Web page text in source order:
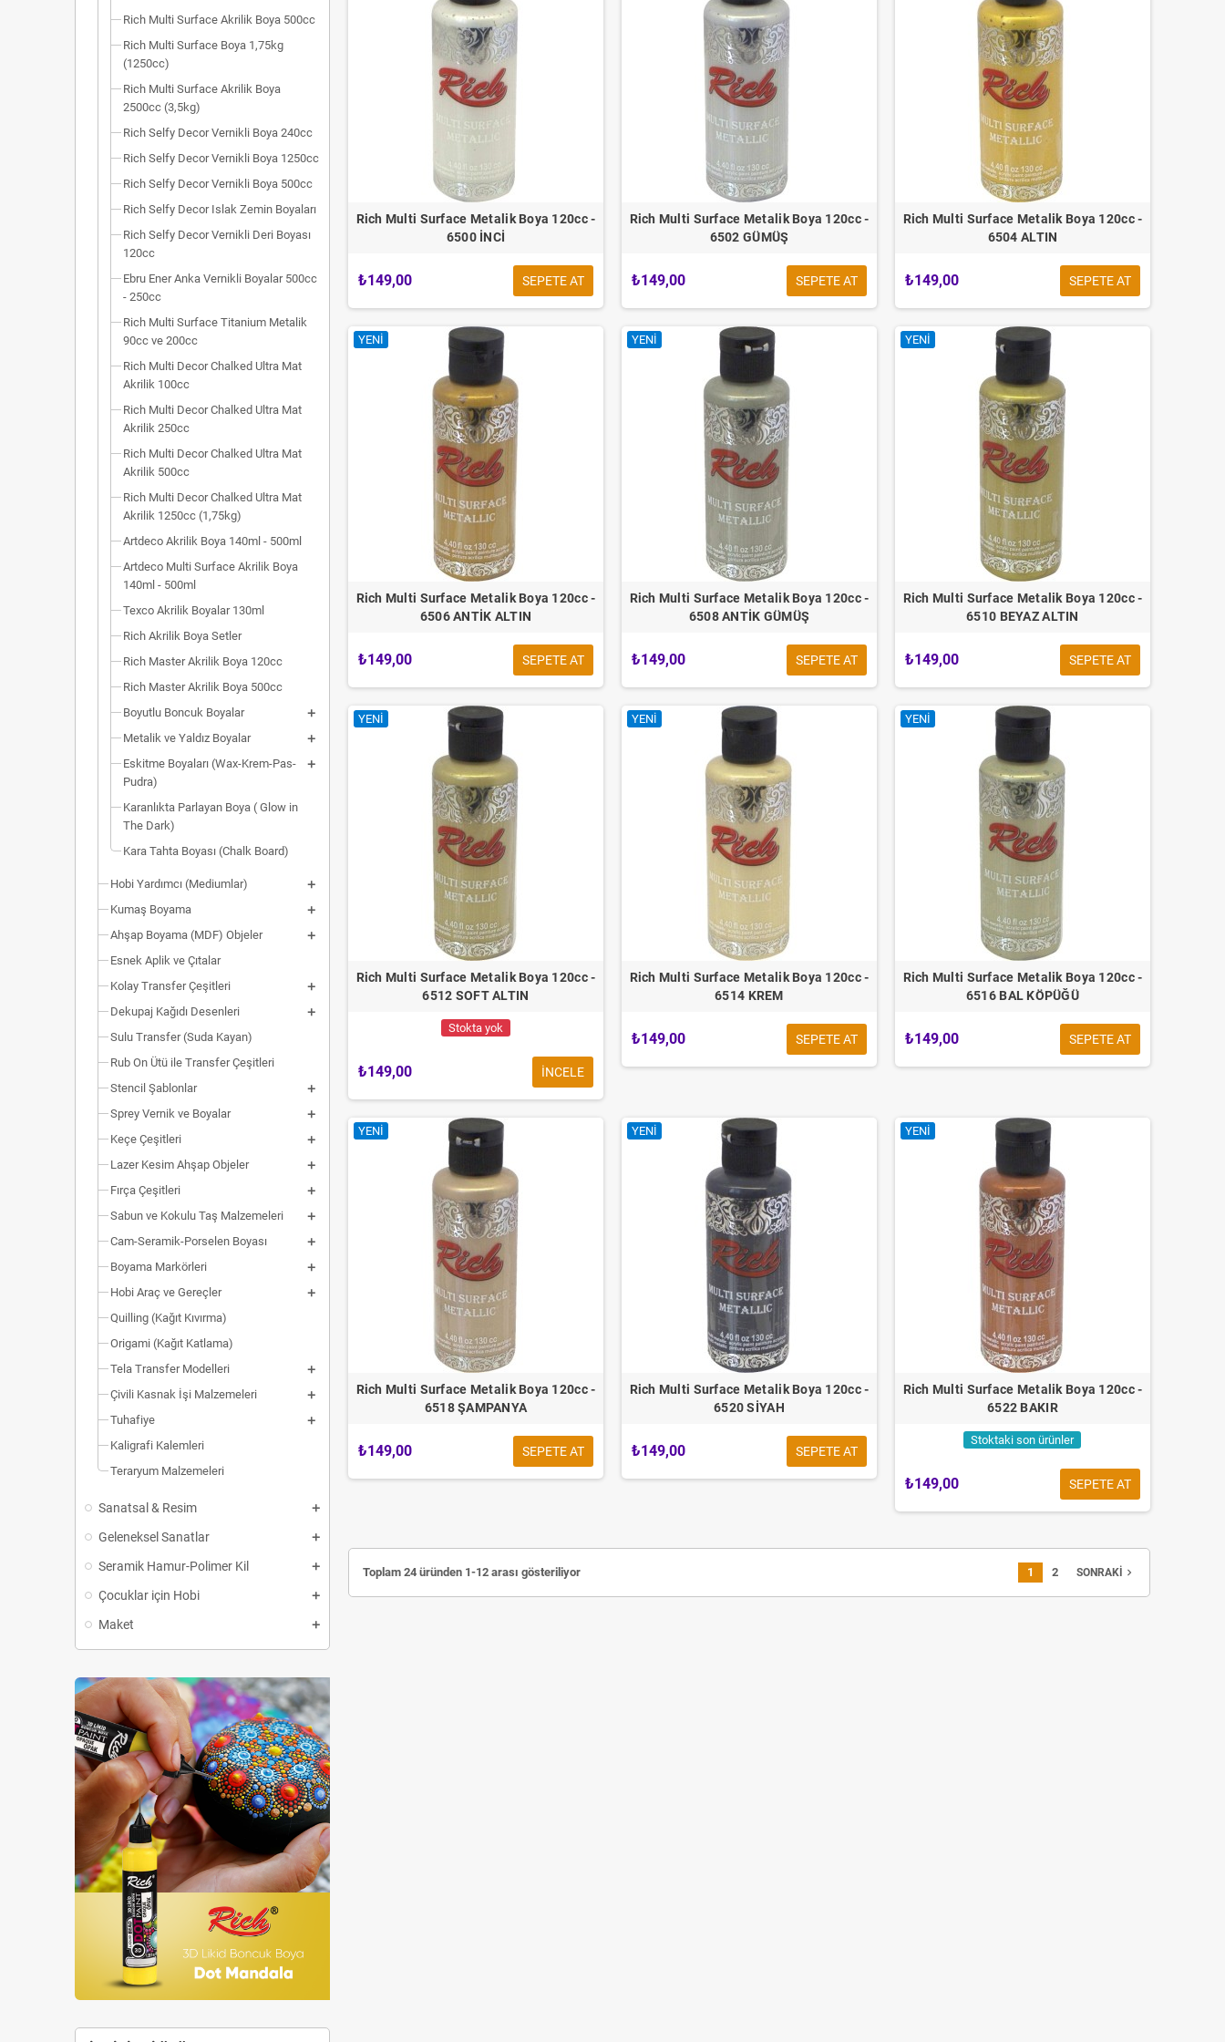
Rich Multi Surface Akrilik Boya 500cc
Rich Multi Surface Boya 1,75kg
(1250cc)
Rich Multi Surface Akrilik Boya
2500cc (3,5kg)
Rich Selfy Decor Vernikli Boya 240cc
Rich Selfy Decor Vernikli Boya 1250cc
Rich Selfy Decor Vernikli Boya 500cc
Rich Selfy Decor Islak Zemin Boyaları
Rich Selfy Decor Vernikli Deri Boyası
120cc
Ebru Ener Anka Vernikli Boyalar 500cc
- 250cc
Rich Multi Surface Titanium Metalik
90cc ve 200cc
Rich Multi Decor Chalked Ultra Mat
Akrilik 100cc
Rich Multi Decor Chalked Ultra Mat
Akrilik 250cc
Rich Multi Decor Chalked Ultra Mat
Akrilik 500cc
Rich Multi Decor Chalked Ultra Mat
Akrilik 1250cc (1,75kg)
Artdeco Akrilik Boya 140ml - 500ml
Artdeco Multi Surface Akrilik Boya
140ml - 500ml
Texco Akrilik Boyalar 130ml
Rich Akrilik Boya Setler
Rich Master Akrilik Boya 120cc
Rich Master Akrilik Boya 500cc
Boyutlu Boncuk Boyalar
Metalik ve Yaldız Boyalar
Eskitme Boyaları (Wax-Krem-Pas-
Pudra)
Karanlıkta Parlayan Boya ( Glow in
The Dark)
Kara Tahta Boyası (Chalk Board)
Hobi Yardımcı (Mediumlar)
Kumaş Boyama
Ahşap Boyama (MDF) Objeler
Esnek Aplik ve Çıtalar
Kolay Transfer Çeşitleri
Dekupaj Kağıdı Desenleri
Sulu Transfer (Suda Kayan)
Rub On Ütü ile Transfer Çeşitleri
Stencil Şablonlar
Sprey Vernik ve Boyalar
Keçe Çeşitleri
Lazer Kesim Ahşap Objeler
Fırça Çeşitleri
Sabun ve Kokulu Taş Malzemeleri
Cam-Seramik-Porselen Boyası
Boyama Markörleri
Hobi Araç ve Gereçler
Quilling (Kağıt Kıvırma)
Origami (Kağıt Katlama)
Tela Transfer Modelleri
Çivili Kasnak İşi Malzemeleri
Tuhafiye
Kaligrafi Kalemleri
Teraryum Malzemeleri
Sanatsal & Resim
Geleneksel Sanatlar
Seramik Hamur-Polimer Kil
Çocuklar için Hobi
Maket
Rich Multi Surface Metalik Boya 120cc -
6500 İNCİ
₺149,00 SEPETE AT
Rich Multi Surface Metalik Boya 120cc -
6502 GÜMÜŞ
₺149,00 SEPETE AT
Rich Multi Surface Metalik Boya 120cc -
6504 ALTIN
₺149,00 SEPETE AT
YENI
Rich Multi Surface Metalik Boya 120cc -
6506 ANTİK ALTIN
₺149,00 SEPETE AT
YENI
Rich Multi Surface Metalik Boya 120cc -
6508 ANTİK GÜMÜŞ
₺149,00 SEPETE AT
YENI
Rich Multi Surface Metalik Boya 120cc -
6510 BEYAZ ALTIN
₺149,00 SEPETE AT
YENI
Rich Multi Surface Metalik Boya 120cc -
6512 SOFT ALTIN
Stokta yok
₺149,00 INCELE
YENI
Rich Multi Surface Metalik Boya 120cc -
6514 KREM
₺149,00 SEPETE AT
YENI
Rich Multi Surface Metalik Boya 120cc -
6516 BAL KÖPÜĞÜ
₺149,00 SEPETE AT
YENI
Rich Multi Surface Metalik Boya 120cc -
6518 ŞAMPANYA
₺149,00 SEPETE AT
YENI
Rich Multi Surface Metalik Boya 120cc -
6520 SİYAH
₺149,00 SEPETE AT
YENI
Rich Multi Surface Metalik Boya 120cc -
6522 BAKIR
Stoktaki son ürünler
₺149,00 SEPETE AT
Toplam 24 üründen 1-12 arası gösteriliyor 1 2 SONRAKI navigate_next